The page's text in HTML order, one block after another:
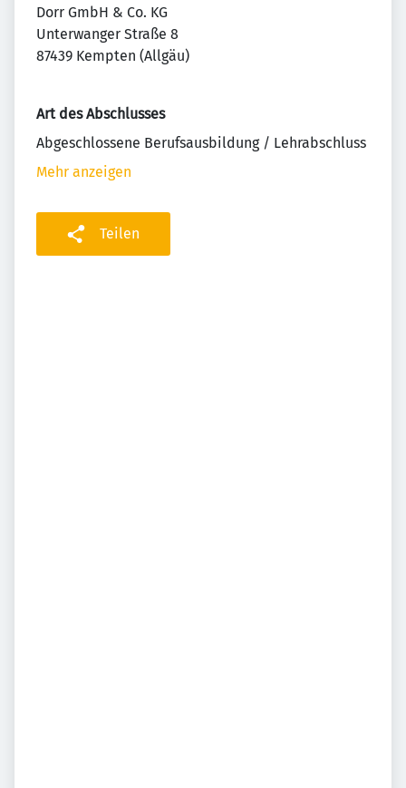
Dorr GmbH & Co. KG
Unterwanger Straße 8
87439 Kempten (Allgäu)
Art des Abschlusses
Abgeschlossene Berufsausbildung / Lehrabschluss
Mehr anzeigen
Teilen